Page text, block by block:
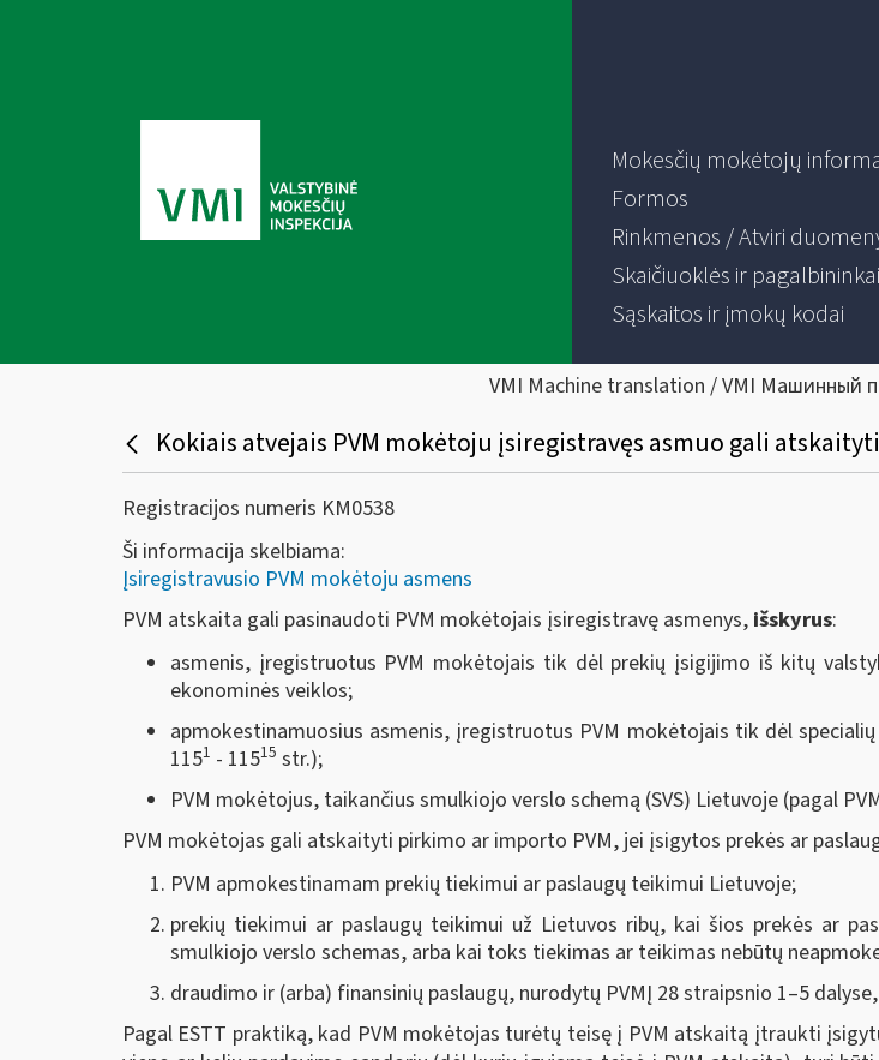
Mokesčių mokėtojų
Formos
Rinkmenos / Atviri
Skaičiuoklės ir pagalbininkai
Sąskaitos ir įmokų kodai
VMI Machine translation / VMI Машинный
Kokiais atvejais PVM mokėtoju įsiregistravęs asmuo gali
Registracijos numeris KM0538
Ši informacija skelbiama:
Įsiregistravusio PVM mokėtoju asmens
PVM atskaita gali pasinaudoti PVM mokėtojais įsiregistravę asmenys, išskyrus:
asmenis, įregistruotus PVM mokėtojais tik dėl prekių įsigijimo iš kitų
ekonominės veiklos;
apmokestinamuosius asmenis, įregistruotus PVM mokėtojais tik dėl
1151 - 11515 str.);
PVM mokėtojus, taikančius smulkiojo verslo schemą (SVS) Lietuvoje (pagal
PVM mokėtojas gali atskaityti pirkimo ar importo PVM, jei įsigytos prekės ar
PVM apmokestinamam prekių tiekimui ar paslaugų teikimui Lietuvoje;
prekių tiekimui ar paslaugų teikimui už Lietuvos ribų, kai šios prekės ar
smulkiojo verslo schemas, arba kai toks tiekimas ar teikimas nebūtų
draudimo ir (arba) finansinių paslaugų, nurodytų PVMĮ 28 straipsnio 1–5
Pagal ESTT praktiką, kad PVM mokėtojas turėtų teisę į PVM atskaitą įtraukti